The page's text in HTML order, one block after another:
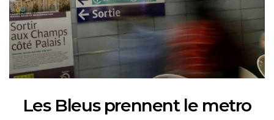
Les Bleus prennent le metro